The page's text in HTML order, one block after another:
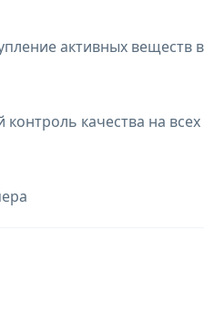
активных веществ
качества на всех